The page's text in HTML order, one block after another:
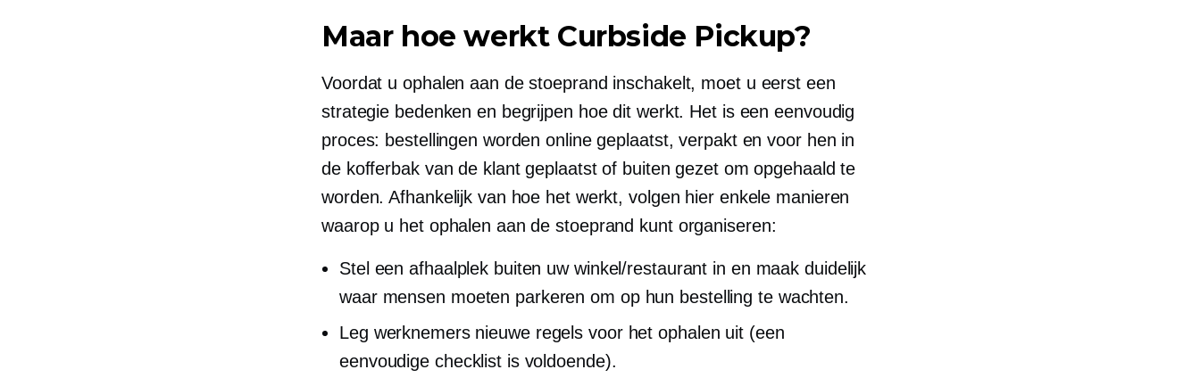
Maar hoe werkt Curbside Pickup?
Voordat u ophalen aan de stoeprand inschakelt, moet u eerst een
strategie bedenken en begrijpen hoe dit werkt. Het is een eenvoudig
proces: bestellingen worden online geplaatst, verpakt en voor hen in
de kofferbak van de klant geplaatst of buiten gezet om opgehaald te
worden. Afhankelijk van hoe het werkt, volgen hier enkele manieren
waarop u het ophalen aan de stoeprand kunt organiseren:
Stel een afhaalplek buiten uw winkel/restaurant in en maak duidelijk
waar mensen moeten parkeren om op hun bestelling te wachten.
Leg werknemers nieuwe regels voor het ophalen uit (een
eenvoudige checklist is voldoende).